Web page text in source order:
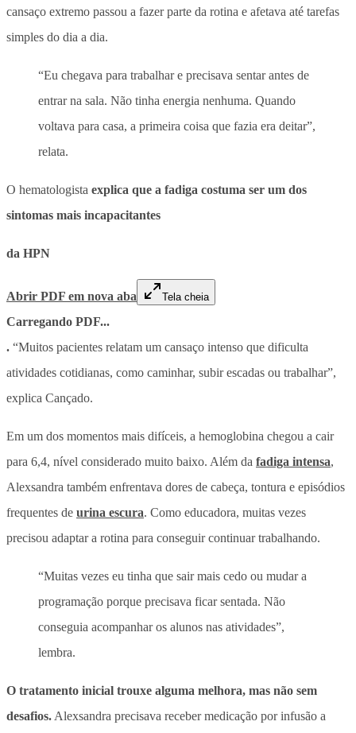
cansaço extremo passou a fazer parte da rotina e afetava até tarefas
simples do dia a dia.
“Eu chegava para trabalhar e precisava sentar antes de
entrar na sala. Não tinha energia nenhuma. Quando
voltava para casa, a primeira coisa que fazia era deitar”,
relata.
O hematologista explica que a fadiga costuma ser um dos
sintomas mais incapacitantes
da HPN
Abrir PDF em nova aba Tela cheia
Carregando PDF...
. “Muitos pacientes relatam um cansaço intenso que dificulta
atividades cotidianas, como caminhar, subir escadas ou trabalhar”,
explica Cançado.
Em um dos momentos mais difíceis, a hemoglobina chegou a cair
para 6,4, nível considerado muito baixo. Além da fadiga intensa,
Alexsandra também enfrentava dores de cabeça, tontura e episódios
frequentes de urina escura. Como educadora, muitas vezes
precisou adaptar a rotina para conseguir continuar trabalhando.
“Muitas vezes eu tinha que sair mais cedo ou mudar a
programação porque precisava ficar sentada. Não
conseguia acompanhar os alunos nas atividades”,
lembra.
O tratamento inicial trouxe alguma melhora, mas não sem
desafios. Alexsandra precisava receber medicação por infusão a